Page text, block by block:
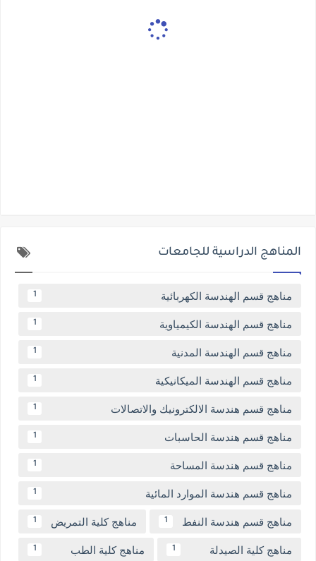
المناهج الدراسية للجامعات
مناهج قسم الهندسة الكهربائية 1
مناهج قسم الهندسة الكيمياوية 1
مناهج قسم الهندسة المدنية 1
مناهج قسم الهندسة الميكانيكية 1
مناهج قسم هندسة الالكترونيك والاتصالات 1
مناهج قسم هندسة الحاسبات 1
مناهج قسم هندسة المساحة 1
مناهج قسم هندسة الموارد المائية 1
مناهج قسم هندسة النفط 1 مناهج كلية التمريض 1
مناهج كلية الصيدلة 1 مناهج كلية الطب 1